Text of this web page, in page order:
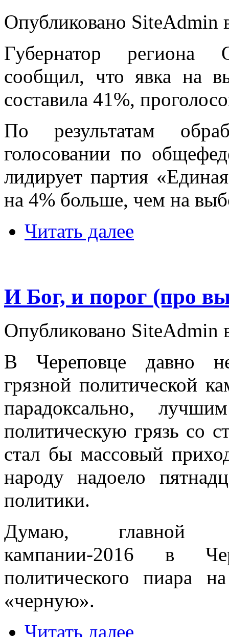
Опубликовано
Губернатор региона
сообщил, что явка на
составила 41%,
По результатам
голосовании по
лидирует партия
на 4% больше, чем на
Читать далее
И Бог, и порог (про
Опубликовано SiteAdmin
В Череповце давно
грязной политической
парадоксально,
политическую грязь со
стал бы массовый
народу надоело
политики.
Думаю, главной
кампании-2016 в
политического пиара
«черную».
Читать далее